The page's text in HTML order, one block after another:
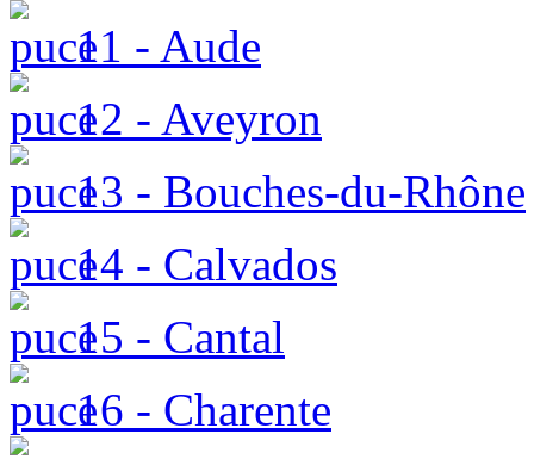
11 - Aude
12 - Aveyron
13 - Bouches-du-Rhône
14 - Calvados
15 - Cantal
16 - Charente